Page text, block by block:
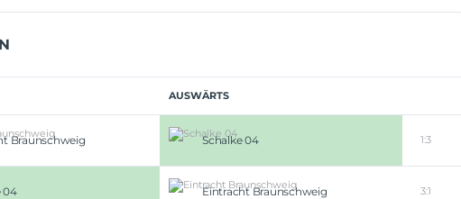
AUSWÄRTS
Braunschweig Schalke 04 1:3
04 Eintracht Braunschweig 3:1